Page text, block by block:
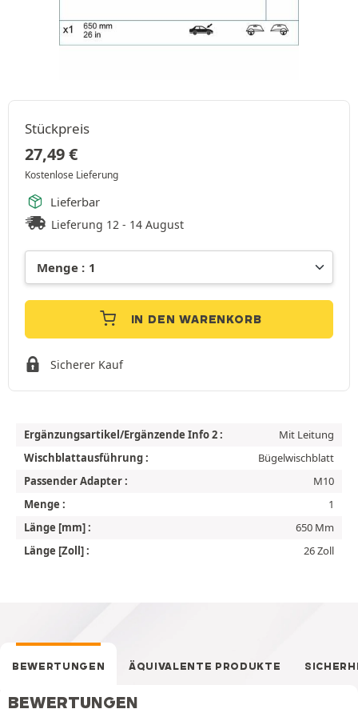
Stückpreis
27,49€
Kostenlose Lieferung
Lieferbar
Lieferung 12 - 14 August
IN DEN WARENKORB
Sicherer Kauf
Ergänzungsartikel/Ergänzende Info 2 :
Mit Leitung
Wischblattausführung :
Bügelwischblatt
Passender Adapter :
M10
Menge :
1
Länge [mm] :
650 Mm
Länge [Zoll] :
26 Zoll
BEWERTUNGEN ÄQUIVALENTE PRODUKTE
BEWERTUNGEN